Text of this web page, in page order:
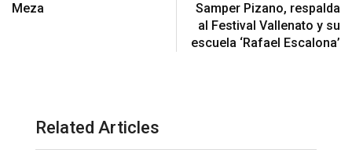
Meza
Samper Pizano, respalda
al Festival Vallenato y su
escuela ‘Rafael Escalona’
Related Articles